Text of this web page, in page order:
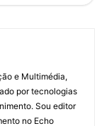
e Multimédia,
por tecnologias
Sou editor
no Echo